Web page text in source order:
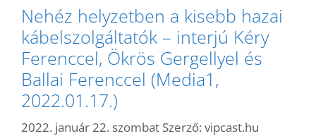
Nehéz helyzetben a kisebb hazai
kábelszolgáltatók – interjú Kéry
Ferenccel, Ökrös Gergellyel és
Ballai Ferenccel (Media1,
2022.01.17.)
2022. január 22. szombat Szerző: vipcast.hu